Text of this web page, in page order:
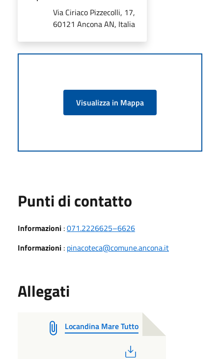
Via Ciriaco Pizzecolli, 17,
60121 Ancona AN, Italia
Visualizza in Mappa
Punti di contatto
Informazioni :071.2226625–6626
Informazioni : pinacoteca@comune.ancona.it
Allegati
Locandina Mare Tutto